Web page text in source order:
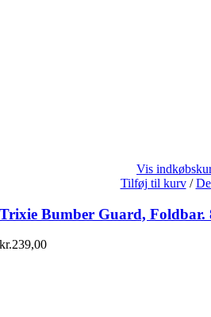
Vis
Tilføj til kurv /
Trixie Bumber Guard, Foldbar.
kr.239,00